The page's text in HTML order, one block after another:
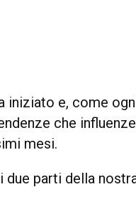
iniziato e, come
che
mesi.
due parti della